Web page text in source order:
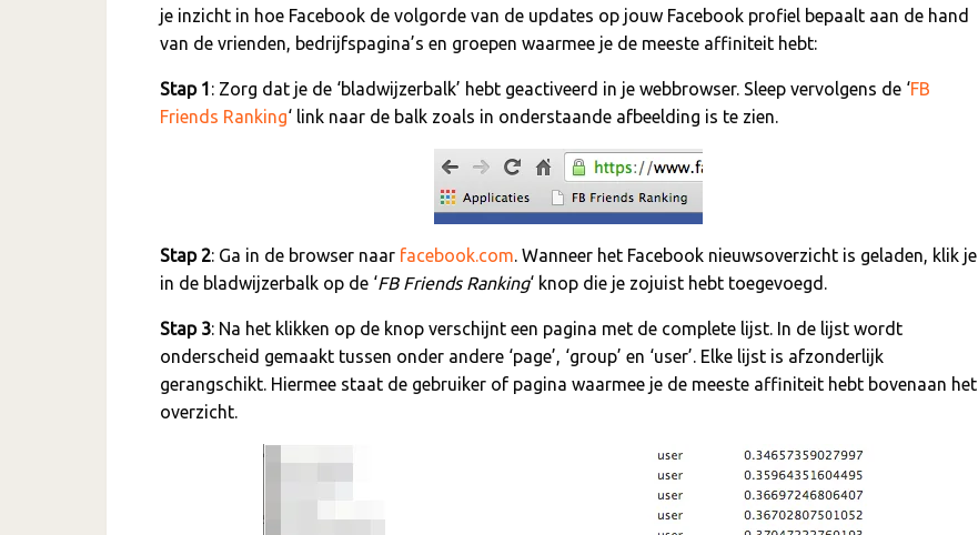
je inzicht in hoe Facebook de volgorde van de updates op jouw Facebook profiel bepaalt aan de hand
van de vrienden, bedrijfspagina’s en groepen waarmee je de meeste affiniteit hebt:
Stap 1 : Zorg dat je de ‘bladwijzerbalk’ hebt geactiveerd in je webbrowser. Sleep vervolgens de ‘FB
Friends Ranking‘ link naar de balk zoals in onderstaande afbeelding is te zien.
Stap 2: Ga in de browser naar facebook.com . Wanneer het Facebook nieuwsoverzicht is geladen, klik je
in de bladwijzerbalk op de ‘FB Friends Ranking‘ knop die je zojuist hebt toegevoegd.
Stap 3: Na het klikken op de knop verschijnt een pagina met de complete lijst. In de lijst wordt
onderscheid gemaakt tussen onder andere ‘page’, ‘group’ en ‘user’. Elke lijst is afzonderlijk
gerangschikt. Hiermee staat de gebruiker of pagina waarmee je de meeste affiniteit hebt bovenaan het
overzicht.